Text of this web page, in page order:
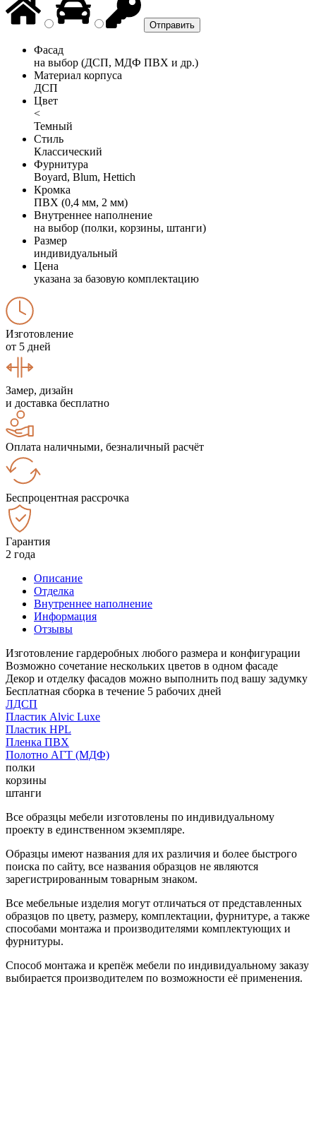
Фасад
на выбор (ДСП, МДФ ПВХ и др.)
Материал корпуса
ДСП
Цвет
<
Темный
Стиль
Классический
Фурнитура
Boyard, Blum, Hettich
Кромка
ПВХ (0,4 мм, 2 мм)
Внутреннее наполнение
на выбор (полки, корзины, штанги)
Размер
индивидуальный
Цена
указана за базовую комплектацию
Изготовление
от 5 дней
Замер, дизайн
и доставка бесплатно
Оплата наличными, безналичный расчёт
Беспроцентная рассрочка
Гарантия
2 года
Описание
Отделка
Внутреннее наполнение
Информация
Отзывы
Изготовление гардеробных любого размера и конфигурации
Возможно сочетание нескольких цветов в одном фасаде
Декор и отделку фасадов можно выполнить под вашу задумку
Бесплатная сборка в течение 5 рабочих дней
ЛДСП
Пластик Alvic Luxe
Пластик HPL
Пленка ПВХ
Полотно АГТ (МДФ)
полки
корзины
штанги
Все образцы мебели изготовлены по индивидуальному
проекту в единственном экземпляре.
Образцы имеют названия для их различия и более быстрого
поиска по сайту, все названия образцов не являются
зарегистрированным товарным знаком.
Все мебельные изделия могут отличаться от представленных
образцов по цвету, размеру, комплектации, фурнитуре, а также
способами монтажа и производителями комплектующих и
фурнитуры.
Способ монтажа и крепёж мебели по индивидуальному заказу
выбирается производителем по возможности её применения.